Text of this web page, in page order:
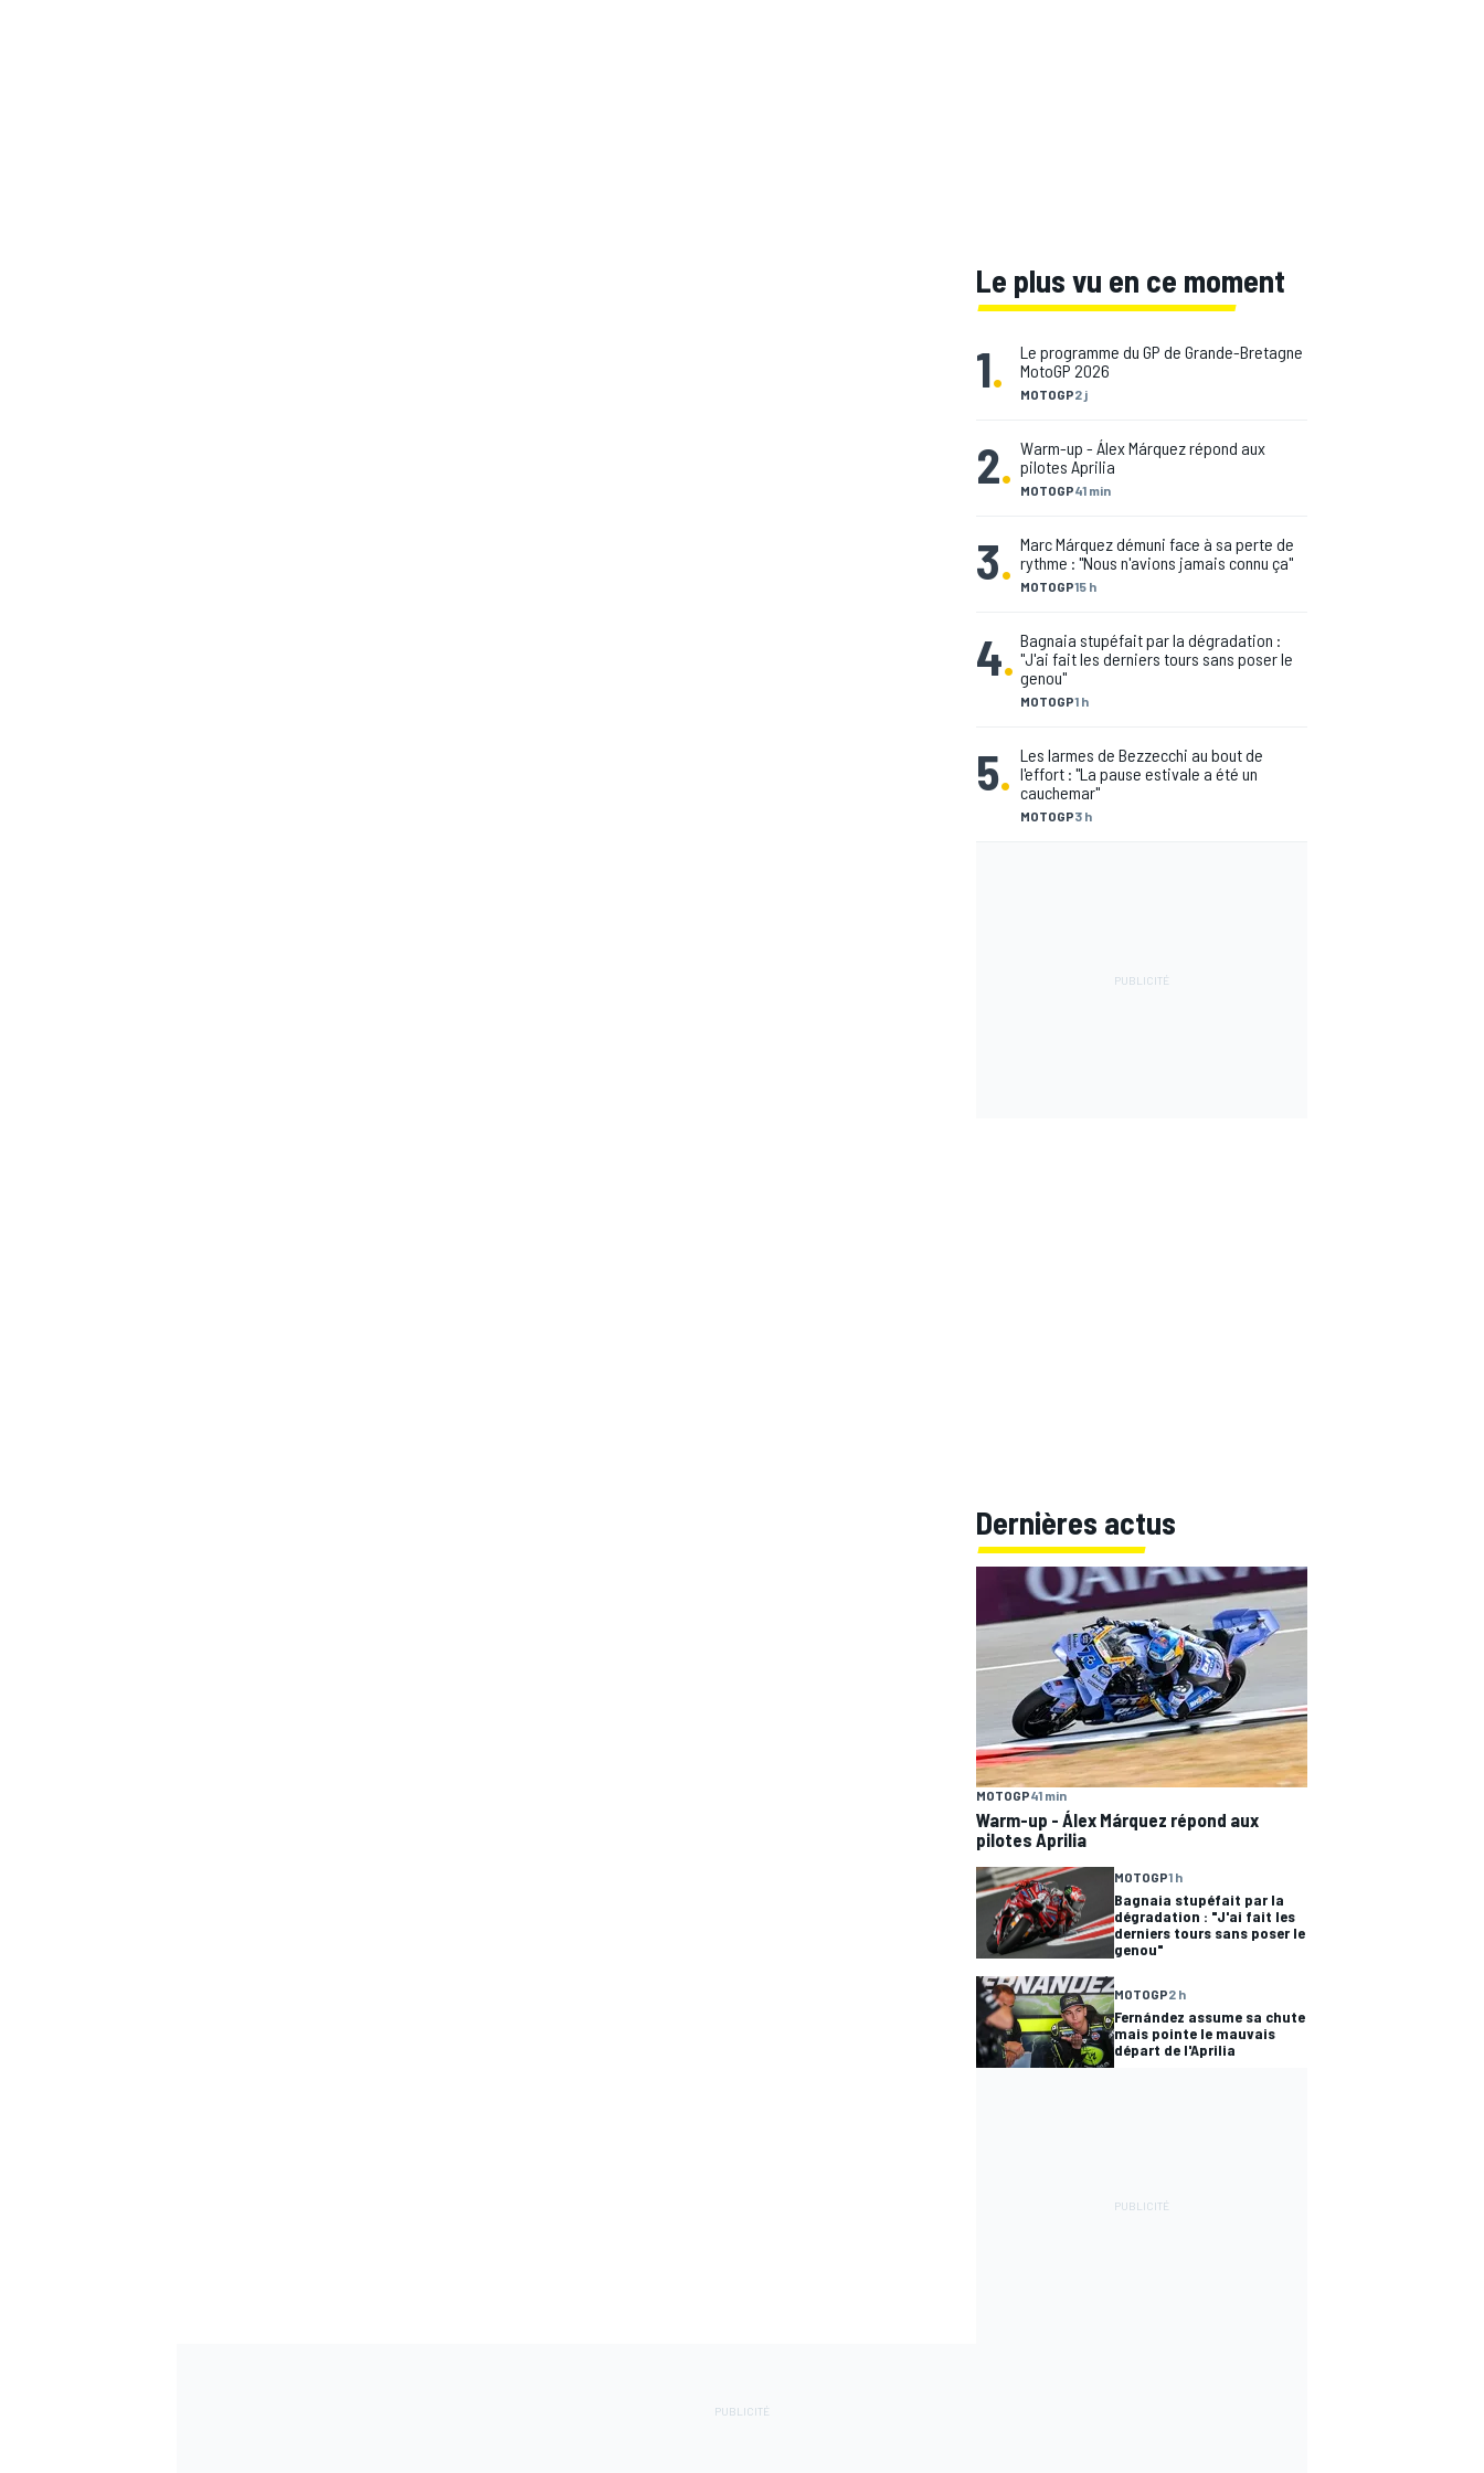
Le plus vu en ce moment
1. MOTOGP2 j
Le programme du GP de Grande-Bretagne
MotoGP 2026
2. MOTOGP41 min
Warm-up - Álex Márquez répond aux
pilotes Aprilia
3. MOTOGP15 h
Marc Márquez démuni face à sa perte de
rythme : "Nous n'avions jamais connu ça"
4.
MOTOGP1 h
Bagnaia stupéfait par la dégradation :
"J'ai fait les derniers tours sans poser le
genou"
5.
MOTOGP3 h
Les larmes de Bezzecchi au bout de
l'effort : "La pause estivale a été un
cauchemar"
Dernières actus
MOTOGP41 min
Warm-up - Álex Márquez répond aux
pilotes Aprilia
MOTOGP1 h
Bagnaia stupéfait par la
dégradation : "J'ai fait les
derniers tours sans poser le
genou"
MOTOGP2 h
Fernández assume sa chute
mais pointe le mauvais
départ de l'Aprilia